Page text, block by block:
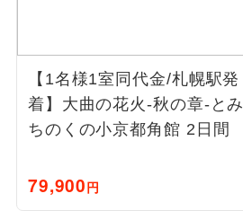
【1名様1室同代金/札幌駅発
着】大曲の花火-秋の章-とみ
ちのくの小京都角館 2日間
79,900円